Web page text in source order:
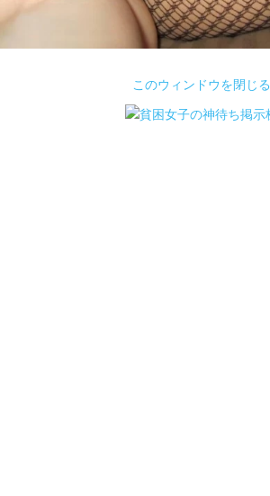
このウィンドウを閉じる